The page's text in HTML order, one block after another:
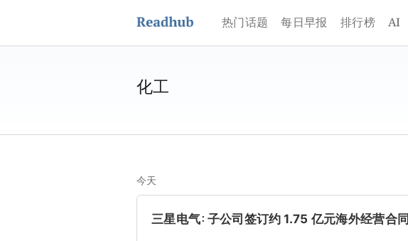
热门话题 每日早报 排行榜 AI
化工
今天
三星电气：子公司签订约 1.75 亿元海外经营合同